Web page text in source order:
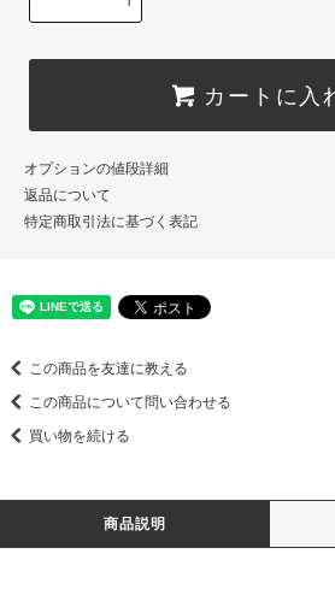
カートに入
オプションの値段詳細
返品について
特定商取引法に基づく表記
この商品を友達に教える
この商品について問い合わせる
買い物を続ける
商品説明